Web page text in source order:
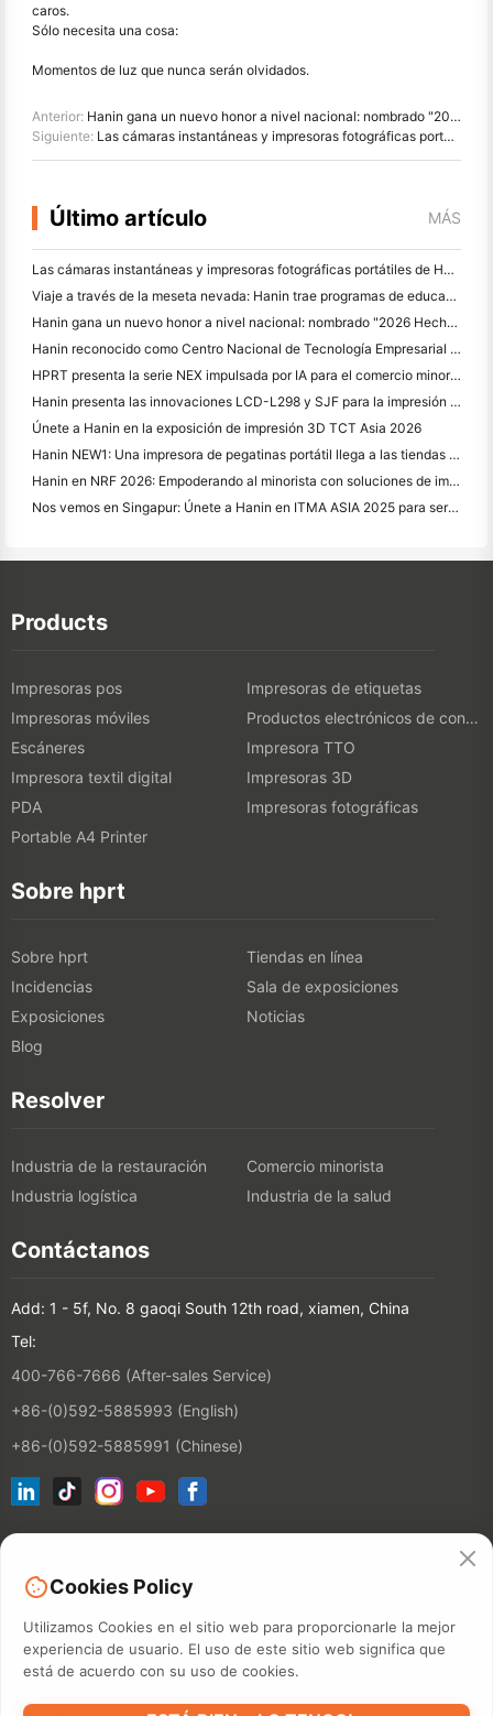
caros.
Sólo necesita una cosa:
Momentos de luz que nunca serán olvidados.
Anterior: Hanin gana un nuevo honor a nivel nacional: nombrado "2026 Hecho en China · Marca de confianza por los consumidores"
Siguiente: Las cámaras instantáneas y impresoras fotográficas portátiles de Hanin atraen un gran interés en IEAE Shenzhen 2026
Último artículo MÁS
Las cámaras instantáneas y impresoras fotográficas portátiles de Hanin atraen un gran interés en IEAE Shenzhen 2026
Viaje a través de la meseta nevada: Hanin trae programas de educación en fotografía a los niños de Qamdo
Hanin gana un nuevo honor a nivel nacional: nombrado "2026 Hecho en China · Marca de confianza por los consumidores"
Hanin reconocido como Centro Nacional de Tecnología Empresarial para el Liderazgo en Innovación
HPRT presenta la serie NEX impulsada por IA para el comercio minorista inteligente en CHINASHOP 2026
Hanin presenta las innovaciones LCD-L298 y SJF para la impresión 3D industrial en TCT Asia 2026
Únete a Hanin en la exposición de impresión 3D TCT Asia 2026
Hanin NEW1: Una impresora de pegatinas portátil llega a las tiendas LOFT de Japón
Hanin en NRF 2026: Empoderando al minorista con soluciones de impresión inteligentes de escenario completo
Nos vemos en Singapur: Únete a Hanin en ITMA ASIA 2025 para ser testigo de la última tecnología de impresión digital
Products
Impresoras pos
Impresoras de etiquetas
Impresoras móviles
Productos electrónicos de consumo
Escáneres
Impresora TTO
Impresora textil digital
Impresoras 3D
PDA
Impresoras fotográficas
Portable A4 Printer
Sobre hprt
Sobre hprt
Tiendas en línea
Incidencias
Sala de exposiciones
Exposiciones
Noticias
Blog
Resolver
Industria de la restauración
Comercio minorista
Industria logística
Industria de la salud
Contáctanos
Add: 1 - 5f, No. 8 gaoqi South 12th road, xiamen, China
Tel:
400-766-7666 (After-sales Service)
+86-(0)592-5885993 (English)
+86-(0)592-5885991 (Chinese)
Cookies Policy
Utilizamos Cookies en el sitio web para proporcionarle la mejor
experiencia de usuario. El uso de este sitio web significa que
está de acuerdo con su uso de cookies.